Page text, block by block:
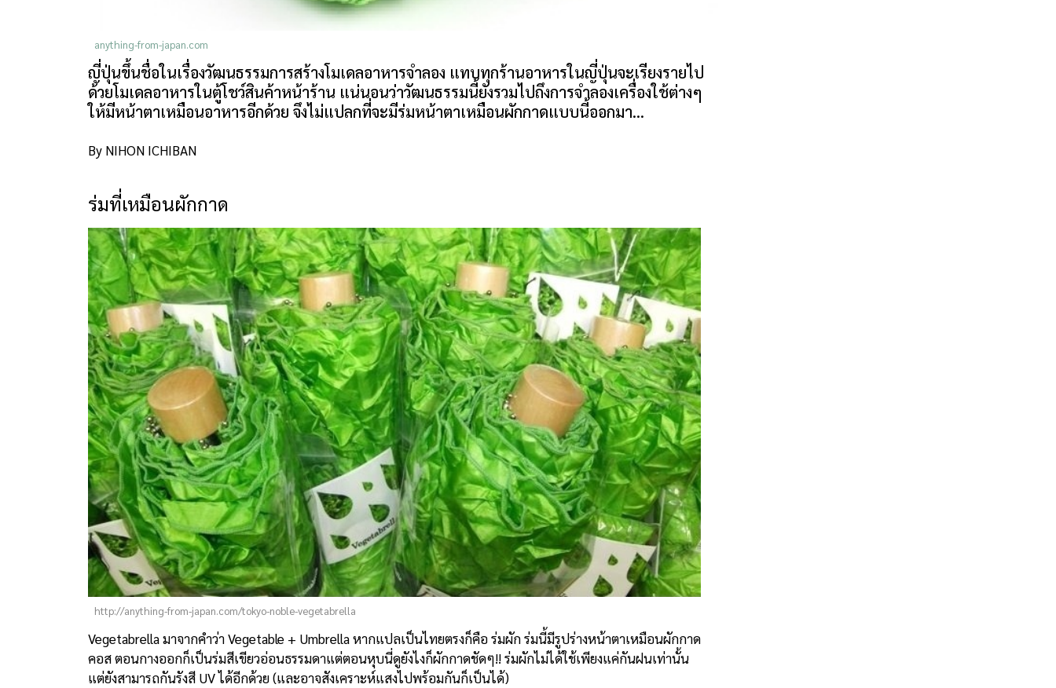
anything-from-japan.com
ญี่ปุ่นขึ้นชื่อในเรื่องวัฒนธรรมการสร้างโมเดลอาหารจำลอง แทบทุกร้านอาหารในญี่ปุ่นจะเรียงรายไป
ด้วยโมเดลอาหารในตู้โชว์สินค้าหน้าร้าน แน่นอนว่าวัฒนธรรมนี้ยังรวมไปถึงการจำลองเครื่องใช้ต่างๆ
ให้มีหน้าตาเหมือนอาหารอีกด้วย จึงไม่แปลกที่จะมีร่มหน้าตาเหมือนผักกาดแบบนี้ออกมา...
By NIHON ICHIBAN
ร่มที่เหมือนผักกาด
http://anything-from-japan.com/tokyo-noble-vegetabrella
Vegetabrella มาจากคำว่า Vegetable + Umbrella หากแปลเป็นไทยตรงก็คือ ร่มผัก ร่มนี้มีรูปร่างหน้าตาเหมือนผักกาด
คอส ตอนกางออกก็เป็นร่มสีเขียวอ่อนธรรมดาแต่ตอนหุบนี่ดูยังไงก็ผักกาดชัดๆ!! ร่มผักไม่ได้ใช้เพียงแค่กันฝนเท่านั้น
แต่ยังสามารถกันรังสี UV ได้อีกด้วย (และอาจสังเคราะห์แสงไปพร้อมกันก็เป็นได้)